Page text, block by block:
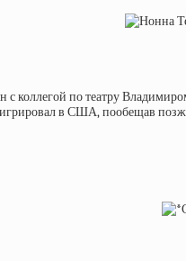
с коллегой по театру
в США, пообещав